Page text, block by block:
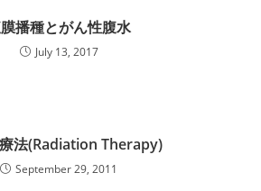
播種とがん性腹水
July 13, 2017
法(Radiation Therapy)
September 29, 2011